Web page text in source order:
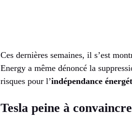
Ces dernières semaines, il s’est
Energy a même dénoncé la
risques pour l’indépendance
Tesla peine à